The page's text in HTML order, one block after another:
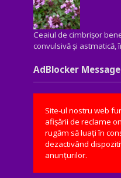
Ceaiul de cimbrișor
convulsivă şi astmatică,
AdBlocker Message
Site-ul nostru web
afișării de reclame
rugăm să luați în
dezactivând
anunțurilor.